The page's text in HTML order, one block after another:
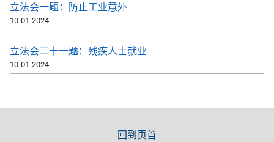
立法会一题：防止工业意外
10-01-2024
立法会二十一题：残疾人士就业
10-01-2024
回到页首